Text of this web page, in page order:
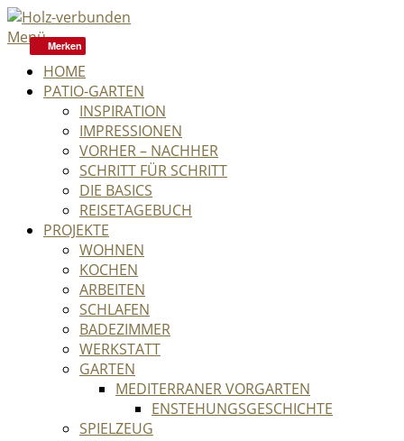
Menü
HOME
PATIO-GARTEN
INSPIRATION
IMPRESSIONEN
VORHER – NACHHER
SCHRITT FÜR SCHRITT
DIE BASICS
REISETAGEBUCH
PROJEKTE
WOHNEN
KOCHEN
ARBEITEN
SCHLAFEN
BADEZIMMER
WERKSTATT
GARTEN
MEDITERRANER VORGARTEN
ENSTEHUNGSGESCHICHTE
SPIELZEUG
Merken